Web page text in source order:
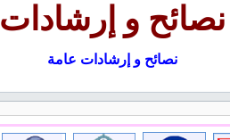
نصائح و إرشادات
نصائح و إرشادات عامة